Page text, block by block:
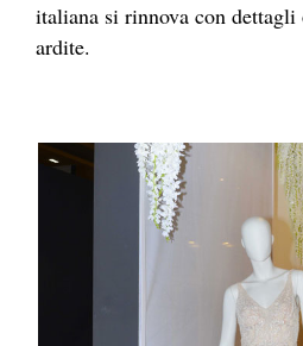
italiana si rinnova con
ardite.